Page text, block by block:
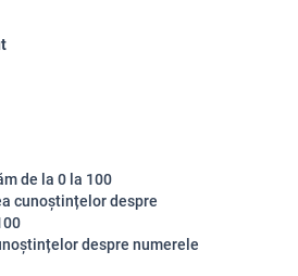
de la 0 la 100
cunoștințelor despre
despre numerele